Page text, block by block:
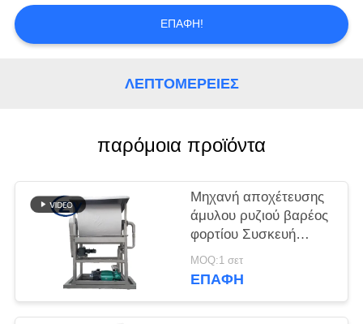
ΖΗΤΉΣΤΕ
ΑΠΌΣΠΑΣΜΑ
SITEMAP
PRIVACY
POLICY
ΕΠΑΦΉ!
ΛΕΠΤΟΜΈΡΕΙΕΣ
παρόμοια προϊόντα
Μηχανή αποχέτευσης
άμυλου ρυζιού βαρέος
φορτίου Συσκευή
αποχέτευσης
ακριβείας για γραμμές
MOQ:1 σετ
ΕΠΑΦΉ